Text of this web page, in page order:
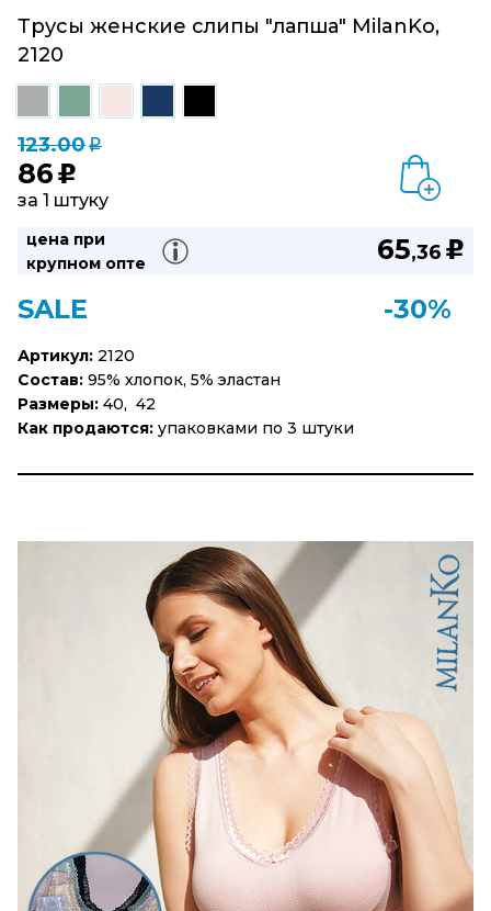
Трусы женские слипы "лапша" MilanKo,
2120
123.00q
86 u
за 1 штуку
цена при
крупном опте
65,36 u
SALE -30%
Артикул: 2120
Состав: 95% хлопок, 5% эластан
Размеры: 40, 42
Как продаются: упаковками по 3 штуки